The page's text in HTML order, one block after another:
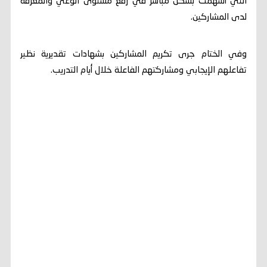
لدى المشاركين.
وفي الختام جرى تكريم المشاركين بشهادات تقديرية نظير
تفاعلهم الإيجابي ومشاركتهم الفاعلة خلال أيام التدريب.